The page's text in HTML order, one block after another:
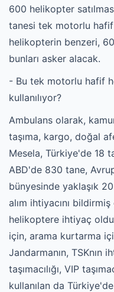
600 helikopter
tanesi tek motorlu
helikopterin benzeri,
bunları asker alacak.
- Bu tek motorlu hafif
kullanılıyor?
Ambulans olarak,
taşıma, kargo, doğal
Mesela, Türkiye'de 18
ABD'de 830 tane,
bünyesinde yaklaşık
alım ihtiyacını
helikoptere ihtiyaç
için, arama kurtarma
Jandarmanın, TSKnın
taşımacılığı, VIP
kullanılan da